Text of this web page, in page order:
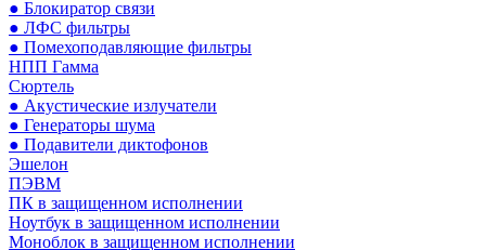
● Блокиратор связи
● ЛФС фильтры
● Помехоподавляющие фильтры
НПП Гамма
Сюртель
● Акустические излучатели
● Генераторы шума
● Подавители диктофонов
Эшелон
ПЭВМ
ПК в защищенном исполнении
Ноутбук в защищенном исполнении
Моноблок в защищенном исполнении